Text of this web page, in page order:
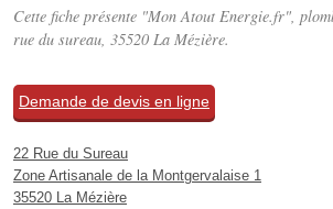
Cette fiche présente "Mon Atout Energie.fr",
rue du sureau, 35520 La Mézière.
Demande de devis en ligne
22 Rue du Sureau
Zone Artisanale de la Montgervalaise 1
35520 La Mézière